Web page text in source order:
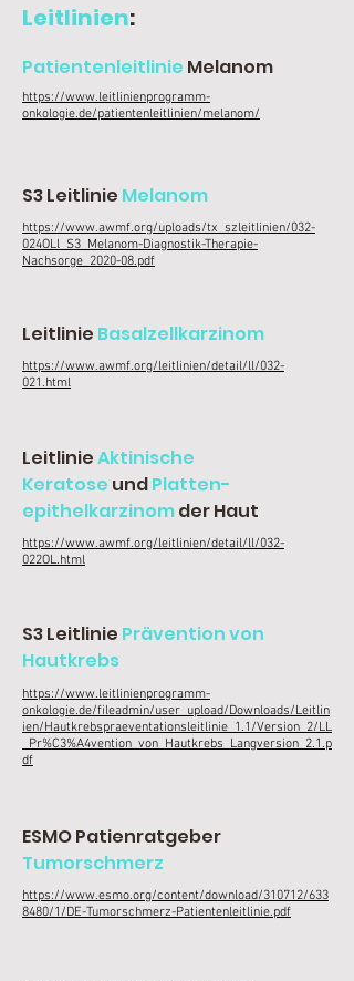
Leitlinien:
Patientenleitlinie Melanom
https://www.leitlinienprogramm-
onkologie.de/patientenleitlinien/melanom/
S3 Leitlinie Melanom
https://www.awmf.org/uploads/tx_szleitlinien/032-
024OLl_S3_Melanom-Diagnostik-Therapie-
Nachsorge_2020-08.pdf
Leitlinie Basalzellkarzinom
https://www.awmf.org/leitlinien/detail/ll/032-
021.html
LeitlinieAktinische
Keratose undPlatten-
epithelkarzinomder Haut
https://www.awmf.org/leitlinien/detail/ll/032-
022OL.html
S3 Leitlinie Prävention von
Hautkrebs
https://www.leitlinienprogramm-
onkologie.de/fileadmin/user_upload/Downloads/Leitlin
ien/Hautkrebspraeventationsleitlinie_1.1/Version_2/LL
_Pr%C3%A4vention_von_Hautkrebs_Langversion_2.1.p
df
ESMO Patienratgeber
Tumorschmerz
https://www.esmo.org/content/download/310712/633
8480/1/DE-Tumorschmerz-Patientenleitlinie.pdf